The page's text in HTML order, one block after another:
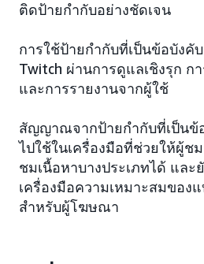
ติดป้ายกำกับอย่างชัดเจน
การใช้ป้ายกำกับที่เป็นข้อบังคั
Twitch ผ่านการดูแลเชิงรุก ก
และการรายงานจากผู้ใช้
สัญญาณจากป้ายกำกับที่เป็นข้
ไปใช้ในเครื่องมือที่ช่วยให้ผู้ช
ชมเนื้อหาบางประเภทได้ และ
เครื่องมือความเหมาะสมของ
สำหรับผู้โฆษณา